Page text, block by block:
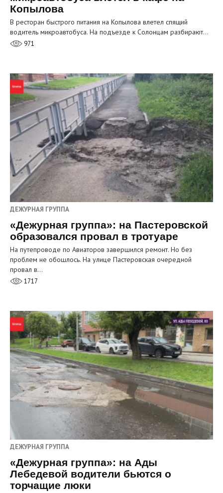
Копылова
В ресторан быстрого питания на Копылова влетел спящий
водитель микроавтобуса. На подъезде к Солонцам разбирают…
971
ДЕЖУРНАЯ ГРУППА
«Дежурная группа»: на Пастеровской
образовался провал в тротуаре
На путепроводе по Авиаторов завершился ремонт. Но без
проблем не обошлось. На улице Пастеровская очередной
провал в…
1717
ДЕЖУРНАЯ ГРУППА
«Дежурная группа»: на Ады
Лебедевой водители бьются о
торчащие люки